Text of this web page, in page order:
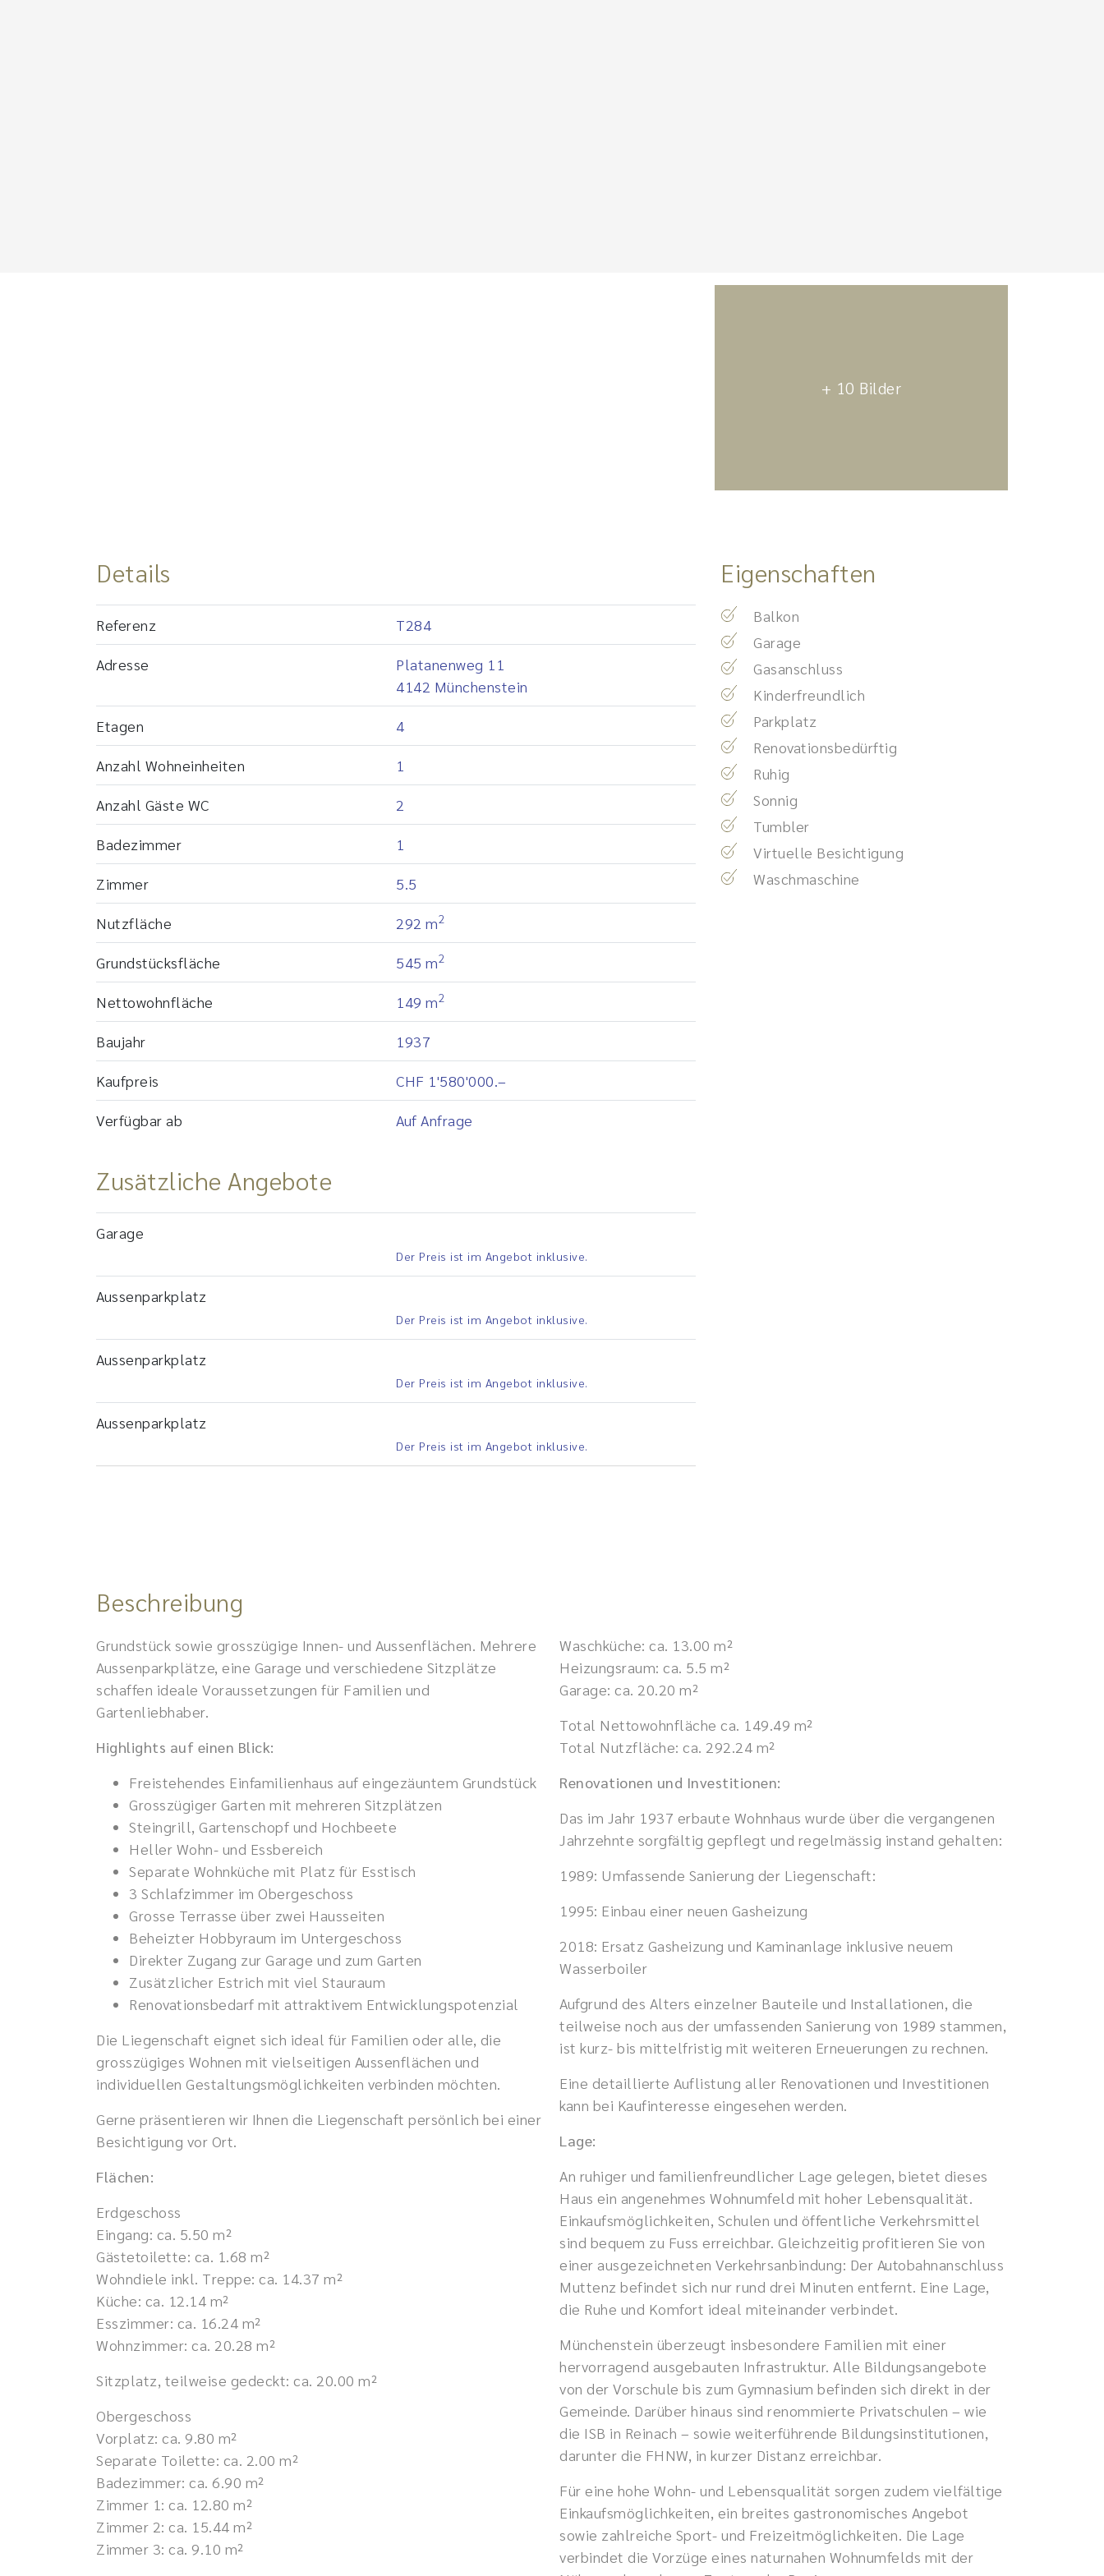
+ 10 Bilder
Details
Referenz T284
Adresse
Platanenweg 11
4142 Münchenstein
Etagen 4
Anzahl Wohneinheiten 1
Anzahl Gäste WC 2
Badezimmer 1
Zimmer 5.5
Nutzfläche 292 m2
Grundstücksfläche 545 m2
Nettowohnfläche 149 m2
Baujahr 1937
Kaufpreis CHF 1'580'000.–
Verfügbar ab Auf Anfrage
Zusätzliche Angebote
Garage
Der Preis ist im Angebot inklusive.
Aussenparkplatz
Der Preis ist im Angebot inklusive.
Aussenparkplatz
Der Preis ist im Angebot inklusive.
Aussenparkplatz
Der Preis ist im Angebot inklusive.
Eigenschaften
Balkon
Garage
Gasanschluss
Kinderfreundlich
Parkplatz
Renovationsbedürftig
Ruhig
Sonnig
Tumbler
Virtuelle Besichtigung
Waschmaschine
Beschreibung
Grundstück sowie grosszügige Innen- und Aussenflächen. Mehrere
Aussenparkplätze, eine Garage und verschiedene Sitzplätze
schaffen ideale Voraussetzungen für Familien und
Gartenliebhaber.
Highlights auf einen Blick:
Freistehendes Einfamilienhaus auf eingezäuntem Grundstück
Grosszügiger Garten mit mehreren Sitzplätzen
Steingrill, Gartenschopf und Hochbeete
Heller Wohn- und Essbereich
Separate Wohnküche mit Platz für Esstisch
3 Schlafzimmer im Obergeschoss
Grosse Terrasse über zwei Hausseiten
Beheizter Hobbyraum im Untergeschoss
Direkter Zugang zur Garage und zum Garten
Zusätzlicher Estrich mit viel Stauraum
Renovationsbedarf mit attraktivem Entwicklungspotenzial
Die Liegenschaft eignet sich ideal für Familien oder alle, die
grosszügiges Wohnen mit vielseitigen Aussenflächen und
individuellen Gestaltungsmöglichkeiten verbinden möchten.
Gerne präsentieren wir Ihnen die Liegenschaft persönlich bei einer
Besichtigung vor Ort.
Flächen:
Erdgeschoss
Eingang: ca. 5.50 m²
Gästetoilette: ca. 1.68 m²
Wohndiele inkl. Treppe: ca. 14.37 m²
Küche: ca. 12.14 m²
Esszimmer: ca. 16.24 m²
Wohnzimmer: ca. 20.28 m²
Sitzplatz, teilweise gedeckt: ca. 20.00 m²
Obergeschoss
Vorplatz: ca. 9.80 m²
Separate Toilette: ca. 2.00 m²
Badezimmer: ca. 6.90 m²
Zimmer 1: ca. 12.80 m²
Zimmer 2: ca. 15.44 m²
Zimmer 3: ca. 9.10 m²
Waschküche: ca. 13.00 m²
Heizungsraum: ca. 5.5 m²
Garage: ca. 20.20 m²
Total Nettowohnfläche ca. 149.49 m²
Total Nutzfläche: ca. 292.24 m²
Renovationen und Investitionen:
Das im Jahr 1937 erbaute Wohnhaus wurde über die vergangenen
Jahrzehnte sorgfältig gepflegt und regelmässig instand gehalten:
1989: Umfassende Sanierung der Liegenschaft:
1995: Einbau einer neuen Gasheizung
2018: Ersatz Gasheizung und Kaminanlage inklusive neuem
Wasserboiler
Aufgrund des Alters einzelner Bauteile und Installationen, die
teilweise noch aus der umfassenden Sanierung von 1989 stammen,
ist kurz- bis mittelfristig mit weiteren Erneuerungen zu rechnen.
Eine detaillierte Auflistung aller Renovationen und Investitionen
kann bei Kaufinteresse eingesehen werden.
Lage:
An ruhiger und familienfreundlicher Lage gelegen, bietet dieses
Haus ein angenehmes Wohnumfeld mit hoher Lebensqualität.
Einkaufsmöglichkeiten, Schulen und öffentliche Verkehrsmittel
sind bequem zu Fuss erreichbar. Gleichzeitig profitieren Sie von
einer ausgezeichneten Verkehrsanbindung: Der Autobahnanschluss
Muttenz befindet sich nur rund drei Minuten entfernt. Eine Lage,
die Ruhe und Komfort ideal miteinander verbindet.
Münchenstein überzeugt insbesondere Familien mit einer
hervorragend ausgebauten Infrastruktur. Alle Bildungsangebote
von der Vorschule bis zum Gymnasium befinden sich direkt in der
Gemeinde. Darüber hinaus sind renommierte Privatschulen – wie
die ISB in Reinach – sowie weiterführende Bildungsinstitutionen,
darunter die FHNW, in kurzer Distanz erreichbar.
Für eine hohe Wohn- und Lebensqualität sorgen zudem vielfältige
Einkaufsmöglichkeiten, ein breites gastronomisches Angebot
sowie zahlreiche Sport- und Freizeitmöglichkeiten. Die Lage
verbindet die Vorzüge eines naturnahen Wohnumfelds mit der